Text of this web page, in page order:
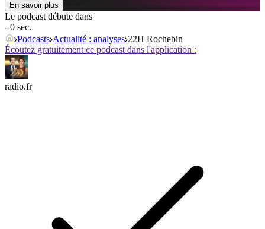
En savoir plus
Le podcast débute dans
- 0 sec.
Podcasts Actualité : analyses 22H Rochebin
Écoutez gratuitement ce podcast dans l'application :
radio.fr